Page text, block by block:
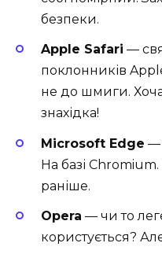
безпеки.
Apple Safari —
поклонників
не до шмиги.
знахідка!
Microsoft Edge —
На базі
раніше.
Opera — чи то
користується?